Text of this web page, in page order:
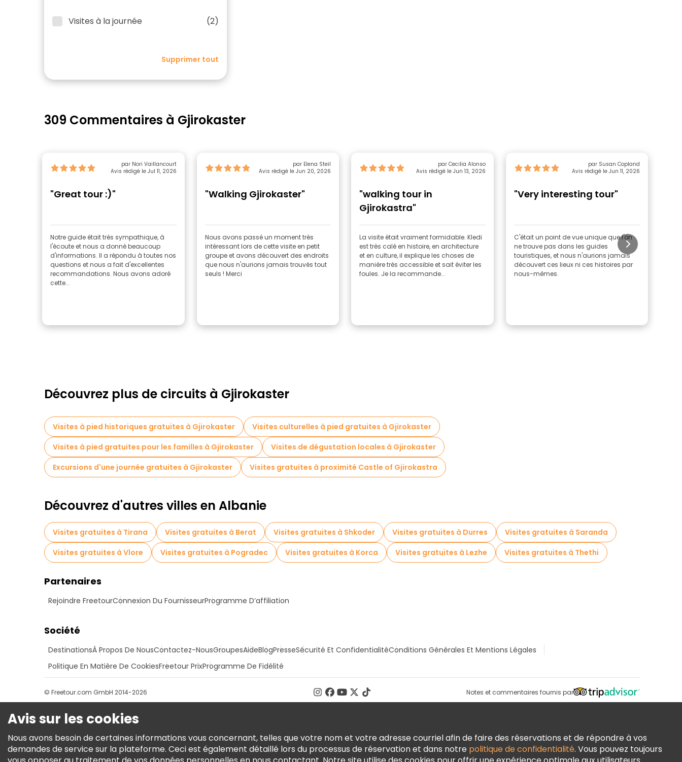
Visites à la journée (2)
Supprimer tout
309 Commentaires à Gjirokaster
par Nori Vaillancourt
Avis rédigé le Jul 11, 2026
"Great tour :)"
Notre guide était très sympathique, à
l'écoute et nous a donné beaucoup
d'informations. Il a répondu à toutes nos
questions et nous a fait d'excellentes
recommandations. Nous avons adoré
cette...
par Elena Steil
Avis rédigé le Jun 20, 2026
"Walking Gjirokaster"
Nous avons passé un moment très
intéressant lors de cette visite en petit
groupe et avons découvert des endroits
que nous n'aurions jamais trouvés tout
seuls ! Merci
par Cecilia Alonso
Avis rédigé le Jun 13, 2026
"walking tour in
Gjirokastra"
La visite était vraiment formidable. Kledi
est très calé en histoire, en architecture
et en culture, il explique les choses de
manière très accessible et sait éviter les
foules. Je la recommande...
par Susan Copland
Avis rédigé le Jun 11, 2026
"Very interesting tour"
C'était un point de vue unique que l'on
ne trouve pas dans les guides
touristiques, et nous n'aurions jamais
découvert ces lieux ni ces histoires par
nous-mêmes.
Découvrez plus de circuits à Gjirokaster
Visites à pied historiques gratuites à Gjirokaster
Visites culturelles à pied gratuites à Gjirokaster
Visites à pied gratuites pour les familles à Gjirokaster
Visites de dégustation locales à Gjirokaster
Excursions d'une journée gratuites à Gjirokaster
Visites gratuites à proximité Castle of Gjirokastra
Découvrez d'autres villes en Albanie
Visites gratuites à Tirana Visites gratuites à Berat Visites gratuites à Shkoder Visites gratuites à Durres
Visites gratuites à Saranda
Visites gratuites à Vlore
Visites gratuites à Pogradec Visites gratuites à Korca Visites gratuites à Lezhe Visites gratuites à Thethi
Partenaires
Rejoindre FreetourConnexion Du FournisseurProgramme D’affiliation
Société
DestinationsÀ Propos De NousContactez-NousGroupesAideBlogPresseSécurité Et ConfidentialitéConditions Générales Et Mentions Légales
Politique En Matière De CookiesFreetour PrixProgramme De Fidélité
Notes et commentaires fournis par
© Freetour.com GmbH 2014-2026
Avis sur les cookies
Nous avons besoin de certaines informations vous concernant, telles que votre nom et votre adresse courriel afin de faire des réservations et de répondre à vos
demandes de service sur la plateforme. Ceci est également détaillé lors du processus de réservation et dans notre politique de confidentialité. Vous pouvez toujours